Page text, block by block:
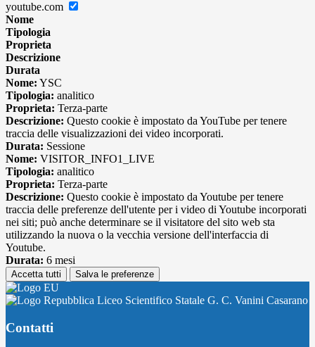
youtube.com
Nome
Tipologia
Proprieta
Descrizione
Durata
Nome: YSC
Tipologia: analitico
Proprieta: Terza-parte
Descrizione: Questo cookie è impostato da YouTube per tenere
traccia delle visualizzazioni dei video incorporati.
Durata: Sessione
Nome: VISITOR_INFO1_LIVE
Tipologia: analitico
Proprieta: Terza-parte
Descrizione: Questo cookie è impostato da Youtube per tenere
traccia delle preferenze dell'utente per i video di Youtube incorporati
nei siti; può anche determinare se il visitatore del sito web sta
utilizzando la nuova o la vecchia versione dell'interfaccia di
Youtube.
Durata: 6 mesi
Accetta tutti Salva le preferenze
Liceo Scientifico Statale G. C. Vanini Casarano
Contatti